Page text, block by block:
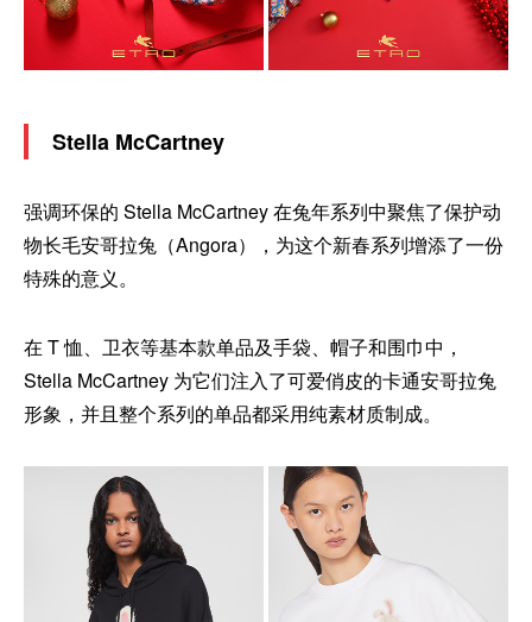
Stella McCartney
强调环保的 Stella McCartney 在兔年系列中聚焦了保护动
物长毛安哥拉兔（Angora），为这个新春系列增添了一份
特殊的意义。
在 T 恤、卫衣等基本款单品及手袋、帽子和围巾中，
Stella McCartney 为它们注入了可爱俏皮的卡通安哥拉兔
形象，并且整个系列的单品都采用纯素材质制成。